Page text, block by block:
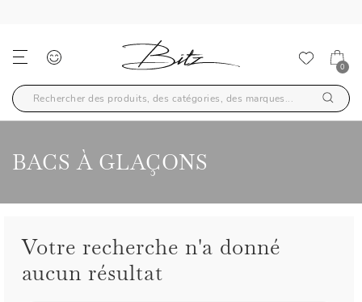
0
BACS À GLAÇONS
Votre recherche n'a donné
aucun résultat